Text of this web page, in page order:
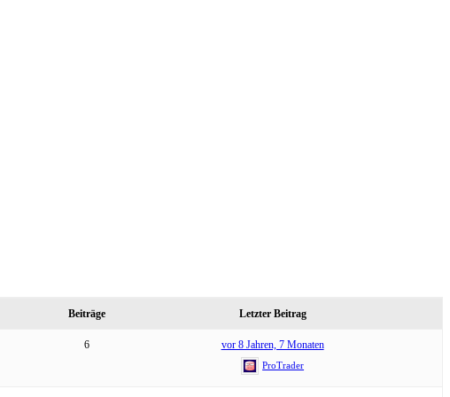
Beiträge Letzter Beitrag
6 vor 8 Jahren, 7 Monaten
ProTrader